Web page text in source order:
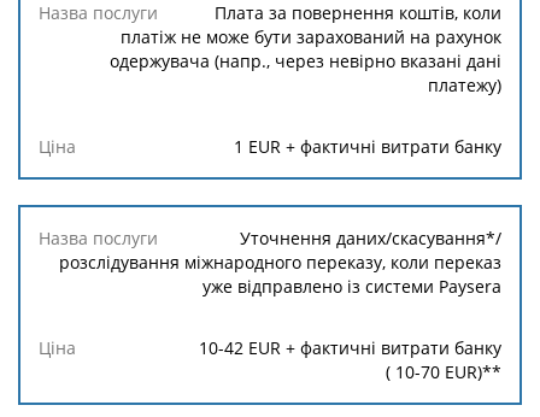
Плата за повернення коштів, коли
платіж не може бути зарахований на рахунок
одержувача (напр., через невірно вказані дані
платежу)
1 EUR + фактичні витрати банку
Уточнення даних/скасування*/
розслідування міжнародного переказу, коли переказ
уже відправлено із системи Paysera
10-42 EUR + фактичні витрати банку
( 10-70 EUR)**